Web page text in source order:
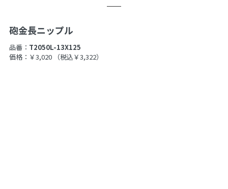
砲金長ニップル
品番： T2050L-13X125
価格：￥3,020
（税込￥3,322）